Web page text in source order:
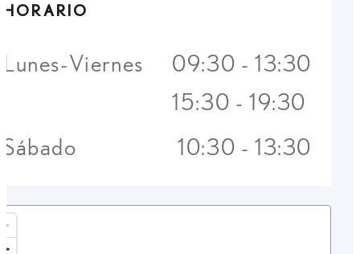
HORARIO
Lunes-Viernes
09:30 - 13:30
15:30 - 19:30
Sábado
10:30 - 13:30